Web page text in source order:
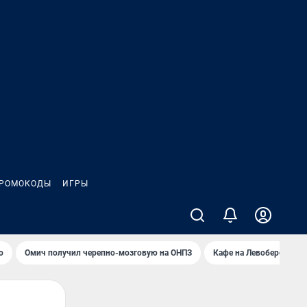
ИГРЫ
Омич получил черепно-мозговую на ОНПЗ Кафе на Левобережье